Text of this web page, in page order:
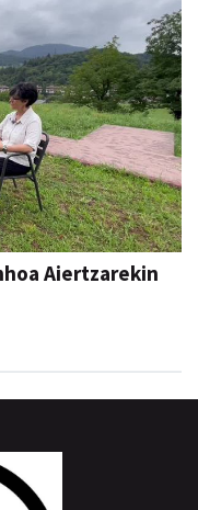
Aiertzarekin